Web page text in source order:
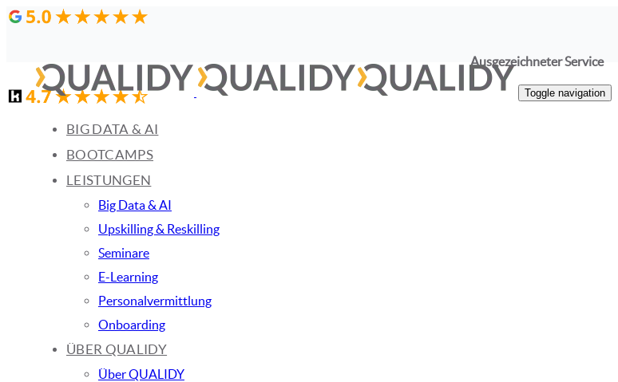
Links
Zur
Navigation
springen
springen
Ausgezeichneter Service
Toggle navigation
BIG DATA & AI
BOOTCAMPS
LEISTUNGEN
Big Data & AI
Upskilling & Reskilling
Seminare
E-Learning
Personalvermittlung
Onboarding
ÜBER QUALIDY
Über QUALIDY